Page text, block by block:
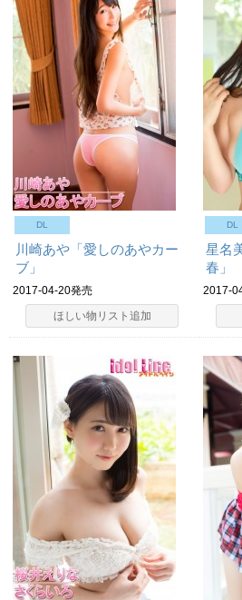
DL
川崎あや「愛しのあやカー
ブ」
2017-04-20発売
ほしい物リスト追加
DL
星名
春」
2017-